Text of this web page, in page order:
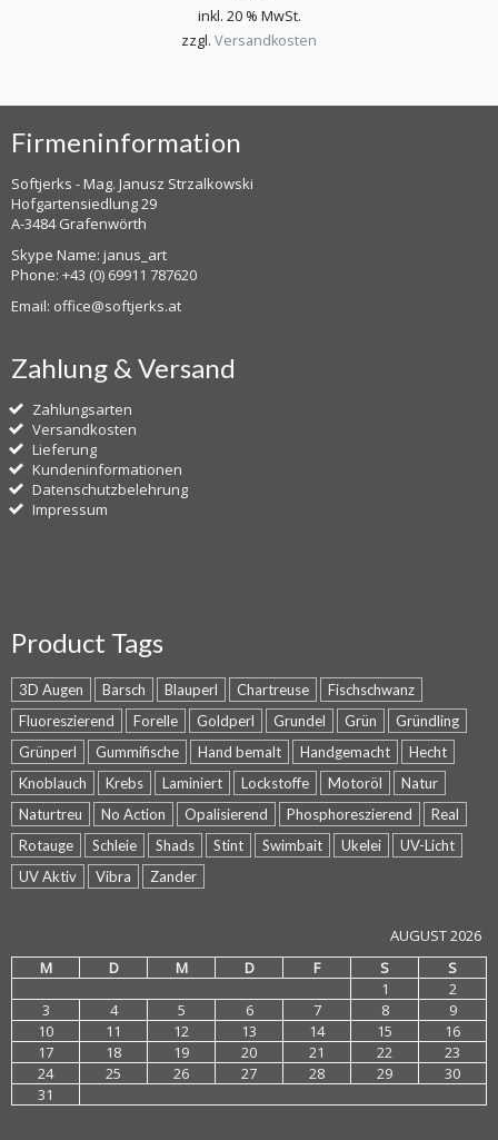
inkl. 20 % MwSt.
zzgl. Versandkosten
Firmeninformation
Softjerks - Mag. Janusz Strzalkowski
Hofgartensiedlung 29
A-3484 Grafenwörth
Skype Name: janus_art
Phone: +43 (0) 69911 787620
Email: office@softjerks.at
Zahlung & Versand
Zahlungsarten
Versandkosten
Lieferung
Kundeninformationen
Datenschutzbelehrung
Impressum
Product Tags
3D Augen Barsch Blauperl Chartreuse
Fischschwanz
Fluoreszierend
Forelle Goldperl Grundel Grün
Gründling
Grünperl
Gummifische Hand bemalt Handgemacht
Hecht
Knoblauch
Krebs Laminiert Lockstoffe Motoröl
Natur
Naturtreu
No Action Opalisierend Phosphoreszierend
Real
Rotauge
Schleie Shads Stint Swimbait Ukelei
UV-Licht
UV Aktiv
Vibra Zander
AUGUST 2026
M
D M D F S
S
1
2
3
4 5 6 7 8
9
10
11 12 13 14 15
16
17
18 19 20 21 22
23
24
25 26 27 28 29
30
31